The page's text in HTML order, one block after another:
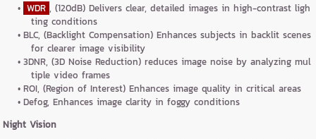
WDR , (120dB) Delivers clear, detailed images in high-contrast ligh
ting conditions
BLC, (Backlight Compensation) Enhances subjects in backlit scenes
for clearer image visibility
3DNR, (3D Noise Reduction) reduces image noise by analyzing mul
tiple video frames
ROI, (Region of Interest) Enhances image quality in critical areas
Defog, Enhances image clarity in foggy conditions
Night Vision